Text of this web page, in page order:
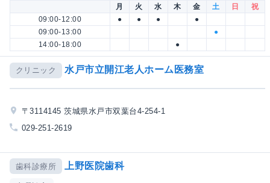
月 火 水 木 金 土 日
祝
09:00-12:00
● ● ●
●
09:00-13:00
●
14:00-18:00
●
クリニック 水戸市立開江老人ホーム医務室
〒3114145 茨城県水戸市双葉台4-254-1
029-251-2619
歯科診療所 上野医院歯科